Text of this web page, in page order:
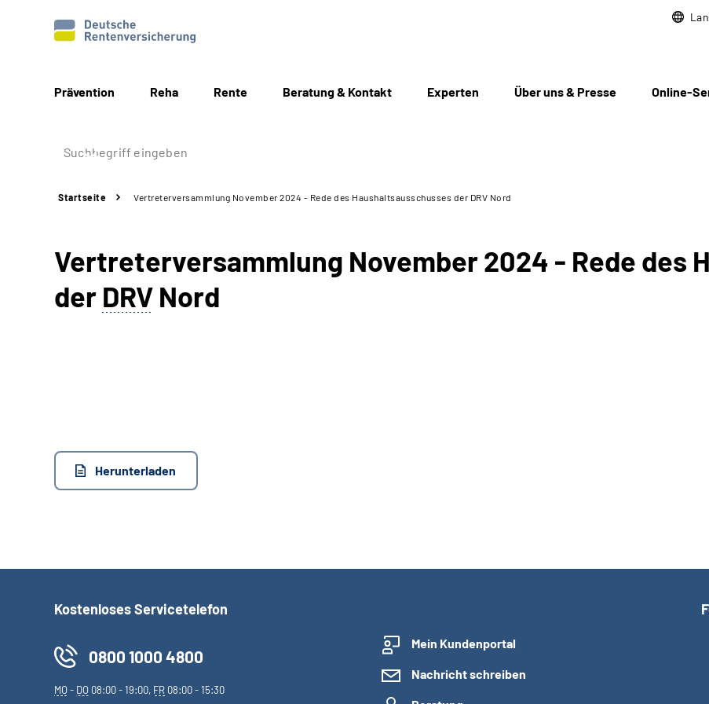
Prävention Reha Rente Beratung & Kontakt Experten Über uns & Presse Online-
Startseite Vertreterversammlung November 2024 - Rede des Haushaltsausschusses der DRV Nord
Vertreterversammlung November 2024 - Rede des
der DRV Nord
Herunterladen
Kostenloses Servicetelefon
0800 1000 4800
MO- DO 08:00 - 19:00, FR 08:00 - 15:30
Mein Kundenportal
Nachricht schreiben